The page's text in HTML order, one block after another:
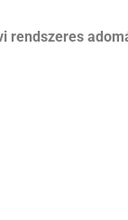
rendszeres